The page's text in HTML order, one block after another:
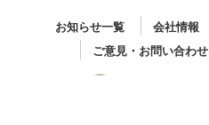
お知らせ一覧 会社情報
ご意見・お問い合わせ